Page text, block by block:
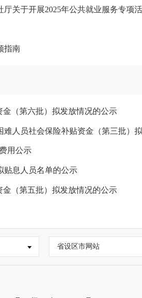
关于开展2025年公共就业服务专项
指南
金（第六批）拟发放情况的公示
难人员社会保险补贴资金（第三批）
用公示
贴息人员名单的公示
金（第五批）拟发放情况的公示
省设区市网站